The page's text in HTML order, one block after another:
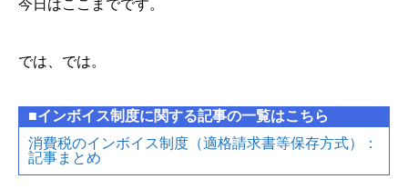
今日はここまでです。
では、では。
■インボイス制度に関する記事の一覧はこちら
消費税のインボイス制度（適格請求書等保存方式）：
記事まとめ